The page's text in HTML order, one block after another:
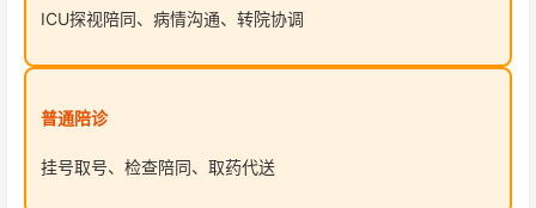
ICU探视陪同、病情沟通、转院协调
普通陪诊
挂号取号、检查陪同、取药代送